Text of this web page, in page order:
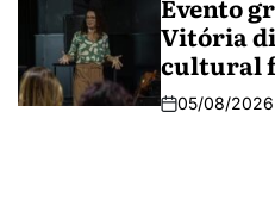
Evento
Vitória
cultural
05/08/2026